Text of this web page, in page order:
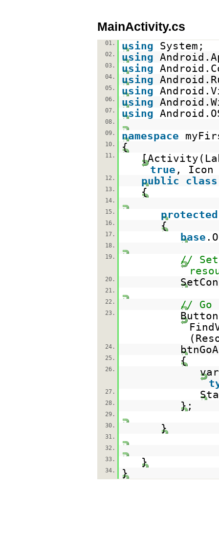
MainActivity.cs
01. using System;
02. using
03. using
04. using
05. using
06. using
07. using
08.
09.
namespace
10. {
11.
true ,
12. public class
13. {
14.
15.
protected
16. {
17. base
18.
19.
// Set
20.
21.
22.
// Go
23.
24.
25. {
26.
27.
28. };
29.
30.
}
31.
32.
33.
}
34. }